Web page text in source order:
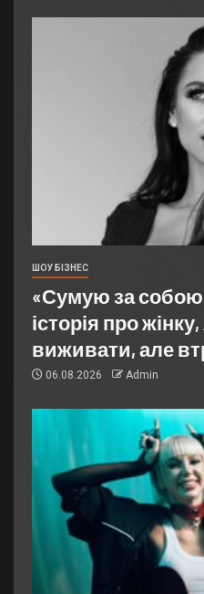
ШОУ БІЗНЕС
«Сумую за
історія про
виживати, але
06.08.2026 Admin